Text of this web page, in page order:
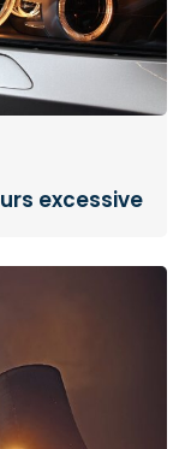
excessive